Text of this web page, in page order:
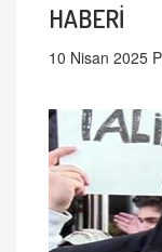
HABERİ
10 Nisan 2025